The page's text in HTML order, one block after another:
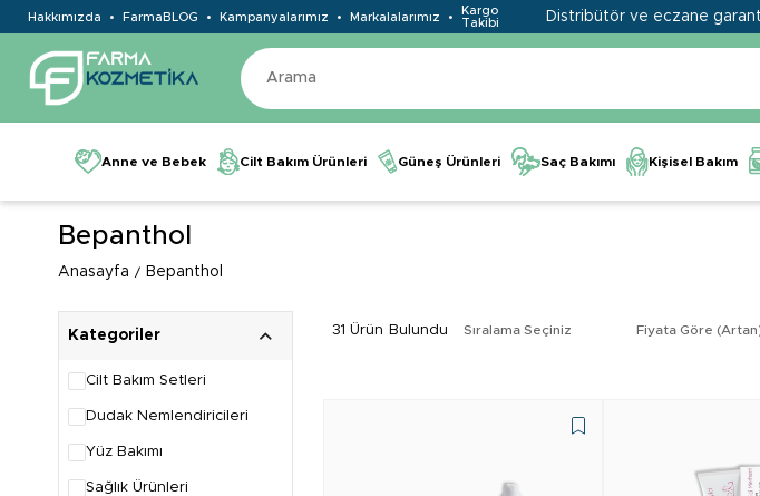
Hakkımızda FarmaBLOG Kampanyalarımız Markalalarımız
Kargo
Takibi
Distribütör ve eczane
Anne ve Bebek Cilt Bakım Ürünleri Güneş Ürünleri Saç Bakımı Kişisel Bakım
Bepanthol
Anasayfa Bepanthol
Kategoriler
Cilt Bakım Setleri
Dudak Nemlendiricileri
Yüz Bakımı
Sağlık Ürünleri
Sıralama Seçiniz Fiyata Göre
31 Ürün